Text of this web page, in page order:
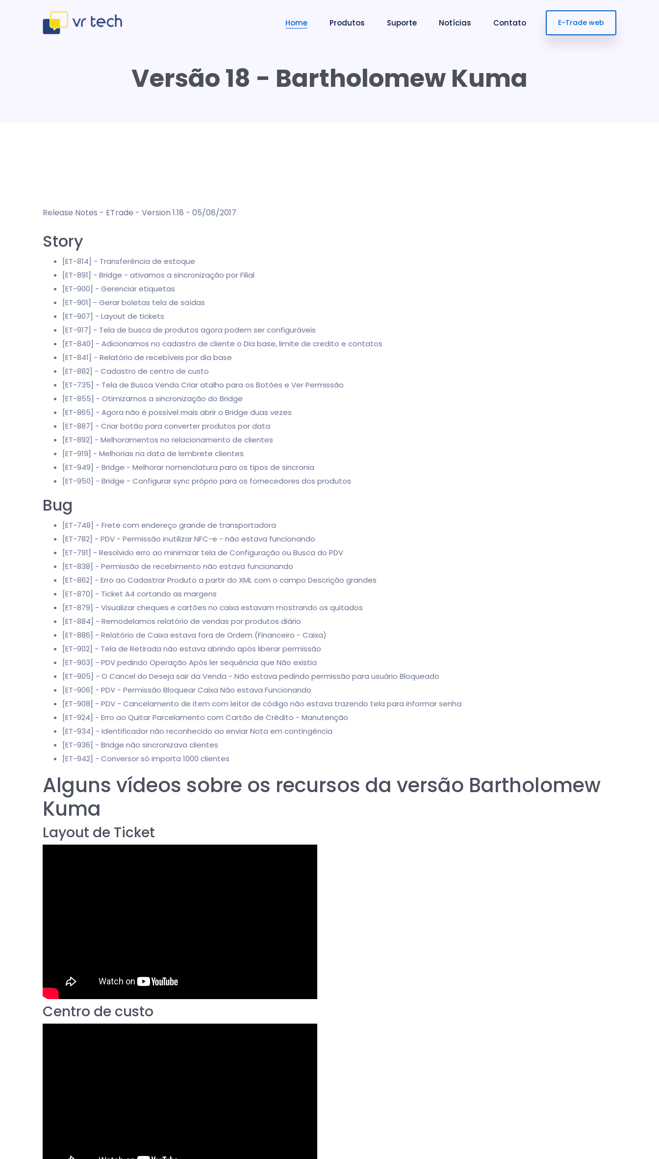
Home Produtos Suporte Notícias Contato E-Trade web
Versão 18 - Bartholomew Kuma
Release Notes - ETrade - Version 1.18 - 05/08/2017
Story
[ET-814] - Transferência de estoque
[ET-891] - Bridge - ativamos a sincronização por Filial
[ET-900] - Gerenciar etiquetas
[ET-901] - Gerar boletas tela de saídas
[ET-907] - Layout de tickets
[ET-917] - Tela de busca de produtos agora podem ser configuráveis
[ET-840] - Adicionamos no cadastro de cliente o Dia base, limite de credito e contatos
[ET-841] - Relatório de recebíveis por dia base
[ET-882] - Cadastro de centro de custo
[ET-735] - Tela de Busca Venda Criar atalho para os Botões e Ver Permissão
[ET-855] - Otimizamos a sincronização do Bridge
[ET-865] - Agora não é possível mais abrir o Bridge duas vezes
[ET-887] - Criar botão para converter produtos por data
[ET-892] - Melhoramentos no relacionamento de clientes
[ET-919] - Melhorias na data de lembrete clientes
[ET-949] - Bridge - Melhorar nomenclatura para os tipos de sincronia
[ET-950] - Bridge - Configurar sync próprio para os fornecedores dos produtos
Bug
[ET-748] - Frete com endereço grande de transportadora
[ET-782] - PDV - Permissão inutilizar NFC-e - não estava funcionando
[ET-791] - Resolvido erro ao minimizar tela de Configuração ou Busca do PDV
[ET-838] - Permissão de recebimento não estava funcionando
[ET-862] - Erro ao Cadastrar Produto a partir do XML com o campo Descrição grandes
[ET-870] - Ticket A4 cortando as margens
[ET-879] - Visualizar cheques e cartões no caixa estavam mostrando os quitados
[ET-884] - Remodelamos relatório de vendas por produtos diário
[ET-886] - Relatório de Caixa estava fora de Ordem (Financeiro - Caixa)
[ET-902] - Tela de Retirada não estava abrindo após liberar permissão
[ET-903] - PDV pedindo Operação Após ler sequência que Não existia
[ET-905] - O Cancel do Deseja sair da Venda - Não estava pedindo permissão para usuário Bloqueado
[ET-906] - PDV - Permissão Bloquear Caixa Não estava Funcionando
[ET-908] - PDV - Cancelamento de item com leitor de código não estava trazendo tela para informar senha
[ET-924] - Erro ao Quitar Parcelamento com Cartão de Crédito - Manutenção
[ET-934] - Identificador não reconhecido ao enviar Nota em contingência
[ET-936] - Bridge não sincronizava clientes
[ET-942] - Conversor só importa 1000 clientes
Alguns vídeos sobre os recursos da versão Bartholomew
Kuma
Layout de Ticket
Centro de custo